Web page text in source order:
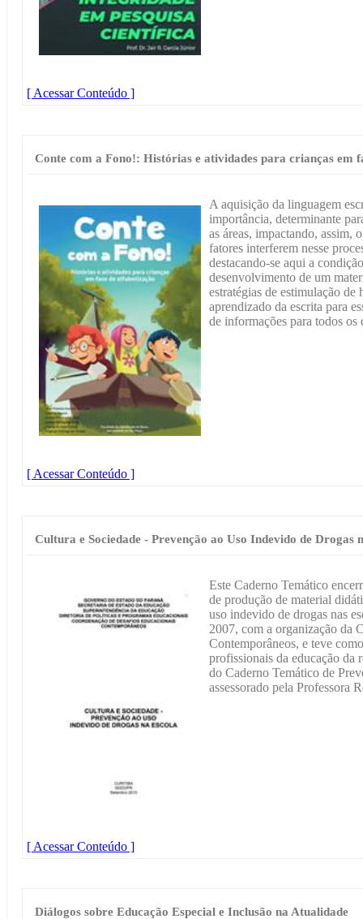
[ Acessar Conteúdo ]
Conte com a Fono!: Histórias e atividades para crianças em
A aquisição da linguagem
importância, determinante
as áreas, impactando, assim,
fatores interferem nesse
destacando-se aqui a
desenvolvimento de um
estratégias de estimulação de
aprendizado da escrita para
de informações para todos os
[ Acessar Conteúdo ]
Cultura e Sociedade - Prevenção ao Uso Indevido de Drogas
Este Caderno Temático
de produção de material
uso indevido de drogas nas
2007, com a organização da
Contemporâneos, e teve
profissionais da educação da
do Caderno Temático de
assessorado pela Professora
[ Acessar Conteúdo ]
Diálogos sobre Educação Especial e Inclusão na Atualidade